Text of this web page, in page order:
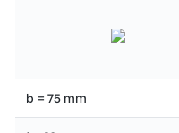
b = 75 mm